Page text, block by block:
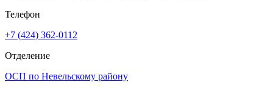
Телефон
+7 (424) 362-0112
Отделение
ОСП по Невельскому району